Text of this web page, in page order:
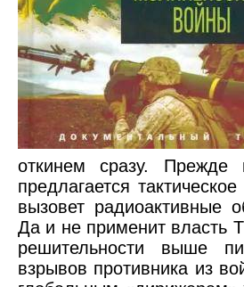
откинем сразу. Прежде
предлагается
вызовет радиоактивные
Да и не применит власть
решительности выше
взрывов противника из